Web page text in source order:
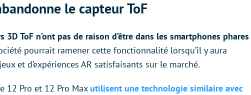
le capteur ToF
3D ToF n’ont pas de raison d’être dans les smartphones phares
pourrait ramener cette fonctionnalité lorsqu’il y aura
et d’expériences AR satisfaisants sur le marché.
12 Pro et 12 Pro Max utilisent une technologie similaire avec